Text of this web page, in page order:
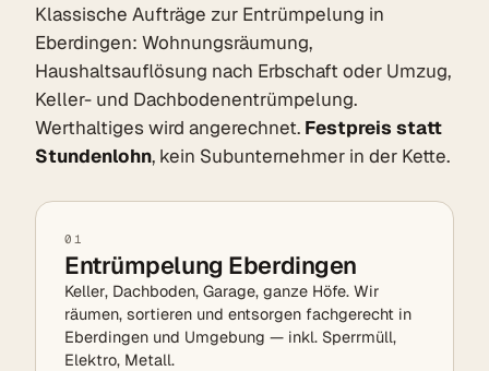
Klassische Aufträge zur Entrümpelung in
Eberdingen: Wohnungsräumung,
Haushaltsauflösung nach Erbschaft oder Umzug,
Keller- und Dachbodenentrümpelung.
Werthaltiges wird angerechnet. Festpreis statt
Stundenlohn, kein Subunternehmer in der Kette.
01
Entrümpelung Eberdingen
Keller, Dachboden, Garage, ganze Höfe. Wir
räumen, sortieren und entsorgen fachgerecht in
Eberdingen und Umgebung — inkl. Sperrmüll,
Elektro, Metall.